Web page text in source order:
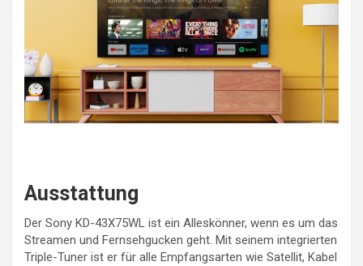
Ausstattung
Der Sony KD-43X75WL ist ein Alleskönner, wenn es um das
Streamen und Fernsehgucken geht. Mit seinem integrierten
Triple-Tuner ist er für alle Empfangsarten wie Satellit, Kabel